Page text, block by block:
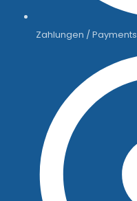
Zahlungen / Payments